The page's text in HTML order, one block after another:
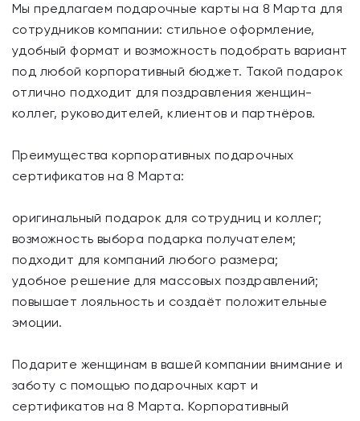
Мы предлагаем подарочные карты на 8 Марта для
сотрудников компании: стильное оформление,
удобный формат и возможность подобрать вариант
под любой корпоративный бюджет. Такой подарок
отлично подходит для поздравления женщин-
коллег, руководителей, клиентов и партнёров.
Преимущества корпоративных подарочных
сертификатов на 8 Марта:
оригинальный подарок для сотрудниц и коллег;
возможность выбора подарка получателем;
подходит для компаний любого размера;
удобное решение для массовых поздравлений;
повышает лояльность и создаёт положительные
эмоции.
Подарите женщинам в вашей компании внимание и
заботу с помощью подарочных карт и
сертификатов на 8 Марта. Корпоративный